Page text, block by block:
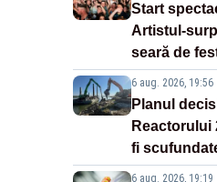
Start
Artistul-
seară de
6 aug. 2026, 19:56
Planul
Reactorului
fi
6 aug. 2026, 19:19